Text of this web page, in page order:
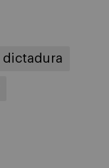
dictadura